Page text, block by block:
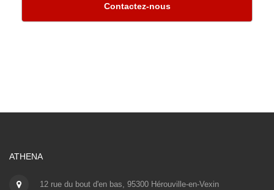
Contactez-nous
ATHENA
12 rue du bout d'en bas, 95300 Hérouville-en-Vexin